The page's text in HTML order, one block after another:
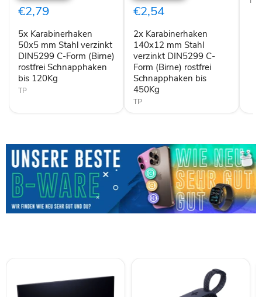
mm
Stahl
DIN5299
C-
Form
(Birne)
rostfrei
Schnapphaken
bis
€2,79
5x Karabinerhaken
50x5 mm Stahl verzinkt
DIN5299 C-Form (Birne)
rostfrei Schnapphaken
bis 120Kg
TP
mm
Stahl
DIN5299
C-
Form
(Birne)
rostfrei
Schnapphaken
bis
450Kg
€2,54
2x Karabinerhaken
140x12 mm Stahl
verzinkt DIN5299 C-
Form (Birne) rostfrei
Schnapphaken bis
450Kg
TP